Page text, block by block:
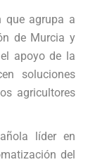
que agrupa a
de Murcia y
apoyo de la
soluciones
agricultores
líder en
del